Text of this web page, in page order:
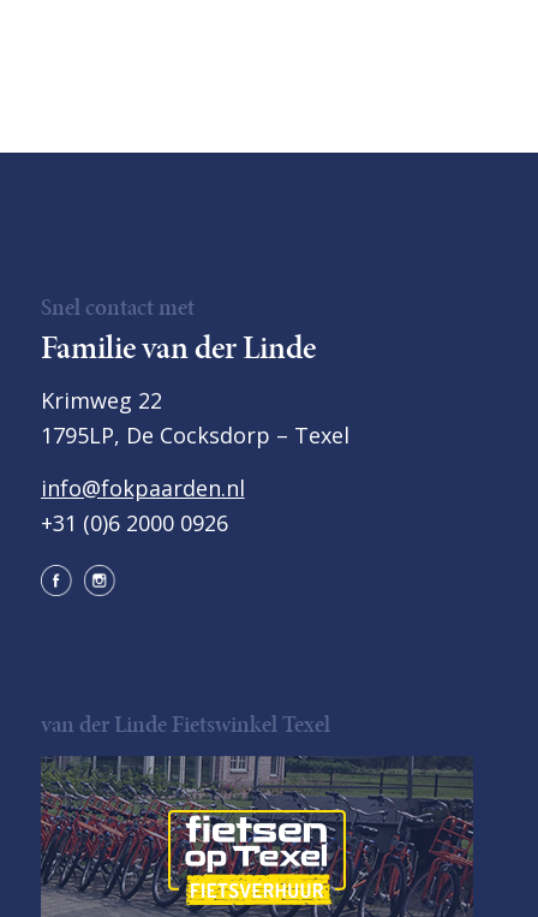
Snel contact met
Familie van der Linde
Krimweg 22
1795LP, De Cocksdorp – Texel
info@fokpaarden.nl
+31 (0)6 2000 0926
van der Linde Fietswinkel Texel